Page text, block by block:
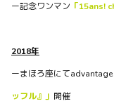
しています。 学生
きな曲を演奏する
ー記念ワンマン 「15ans!
2018年
ーまほろ座にて
ッフル』」 開催